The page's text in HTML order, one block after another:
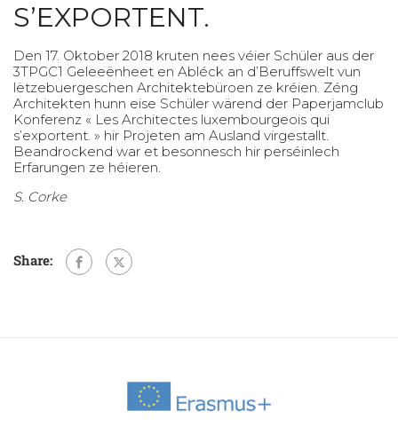
S’EXPORTENT.
Den 17. Oktober 2018 kruten nees véier Schüler aus der
3TPGC1 Geleeënheet en Abléck an d’Beruffswelt vun
lëtzebuergeschen Architektebüroen ze kréien. Zéng
Architekten hunn eise Schüler wärend der Paperjamclub
Konferenz « Les Architectes luxembourgeois qui
s’exportent. » hir Projeten am Ausland virgestallt.
Beandrockend war et besonnesch hir perséinlech
Erfarungen ze héieren.
S. Corke
Share: